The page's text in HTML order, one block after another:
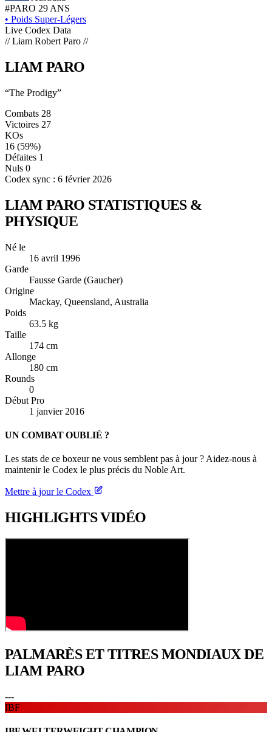
#PARO 29 ANS
• Poids Super-Légers
Live Codex Data
// Liam Robert Paro //
LIAM PARO
“The Prodigy”
Combats 28
Victoires 27
KOs
16 (59%)
Défaites 1
Nuls 0
Codex sync : 6 février 2026
LIAM PARO STATISTIQUES &
PHYSIQUE
Né le
16 avril 1996
Garde
Fausse Garde (Gaucher)
Origine
Mackay, Queensland, Australia
Poids
63.5 kg
Taille
174 cm
Allonge
180 cm
Rounds
0
Début Pro
1 janvier 2016
UN COMBAT OUBLIÉ ?
Les stats de ce boxeur ne vous semblent pas à jour ? Aidez-nous à
maintenir le Codex le plus précis du Noble Art.
Mettre à jour le Codex
HIGHLIGHTSVIDÉO
PALMARÈS ET TITRESMONDIAUX DE
LIAM PARO
---
IBF